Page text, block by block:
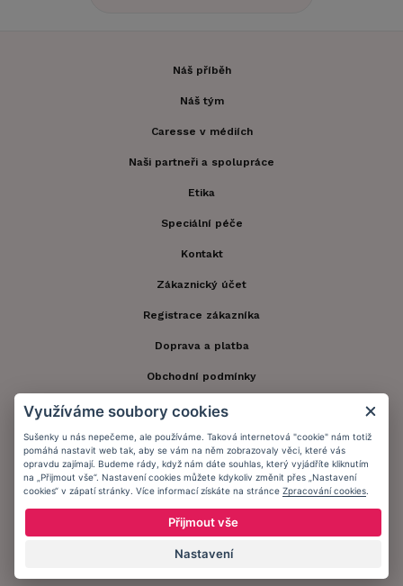
Náš příběh
Náš tým
Caresse v médiích
Naši partneři a spolupráce
Etika
Speciální péče
Kontakt
Zákaznický účet
Registrace zákazníka
Doprava a platba
Obchodní podmínky
Ochrana osobních údajů
Informační memorandum
Zůstaňte s námi v kontaktu.
Využíváme soubory cookies
Sušenky u nás nepečeme, ale používáme. Taková internetová "cookie" nám totiž
pomáhá nastavit web tak, aby se vám na něm zobrazovaly věci, které vás
opravdu zajímají. Budeme rády, když nám dáte souhlas, který vyjádříte kliknutím
na „Přijmout vše“. Nastavení cookies můžete kdykoliv změnit přes „Nastavení
cookies“ v zápatí stránky. Více informací získáte na stránce Zpracování cookies.
Přijmout vše
Nastavení